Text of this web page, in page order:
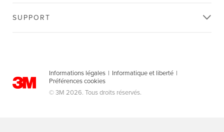
SUPPORT
Informations légales | Informatique et liberté |
Préférences cookies
© 3M 2026. Tous droits réservés.